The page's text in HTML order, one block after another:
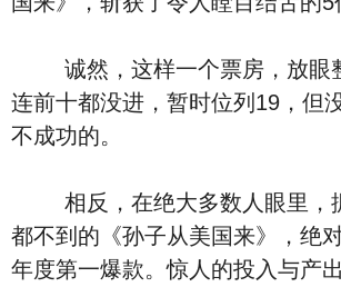
诚然，这样一个票房，放眼
连前十都没进，暂时位列19，但
不成功的。
相反，在绝大多数人眼里，
都不到的《孙子从美国来》，绝
年度第一爆款。惊人的投入与产